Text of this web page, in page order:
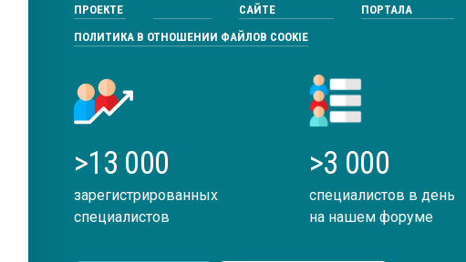
ПРОЕКТЕ
САЙТЕ
ПОРТАЛА
ПОЛИТИКА В ОТНОШЕНИИ ФАЙЛОВ COOKIE
>13 000
зарегистрированных
специалистов
>3 000
специалистов в день
на нашем форуме